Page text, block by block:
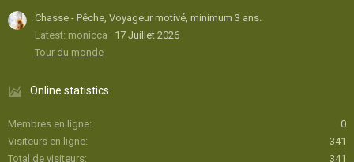
Chasse - Pêche, Voyageur motivé, minimum 3 ans.
Latest: monicca
17 Juillet 2026
Tour du monde
Online statistics
Membres en ligne
0
Visiteurs en ligne
341
Total de visiteurs
341